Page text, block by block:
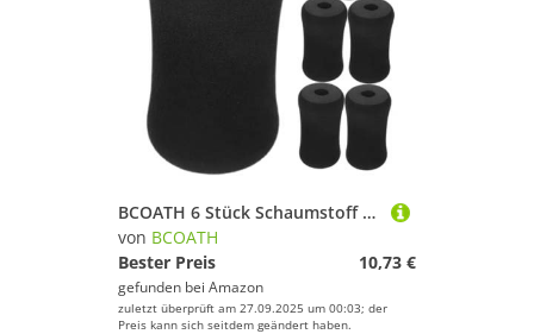
BCOATH 6 Stück Schaumstoff Fußpolster Hülse für Beinstrecker Maschinen Langlebige Trainingsgeräte Rollenabdeckung Weiche Polsterung für Gymnastik und Heimfitness Ersatz für Beschädigte
von BCOATH
Bester Preis
10,73 €
gefunden bei Amazon
zuletzt überprüft am 27.09.2025 um 00:03; der
Preis kann sich seitdem geändert haben.